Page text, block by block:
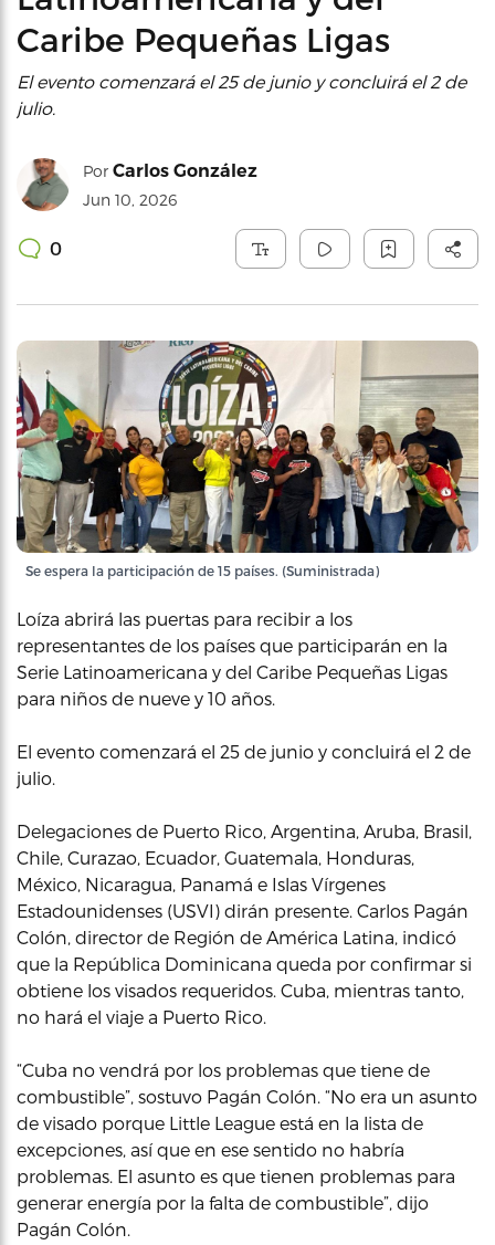
Caribe Pequeñas Ligas
El evento comenzará el 25 de junio y concluirá el 2 de
julio.
Por Carlos González
Jun 10, 2026
0
Se espera la participación de 15 países. (Suministrada)
Loíza abrirá las puertas para recibir a los
representantes de los países que participarán en la
Serie Latinoamericana y del Caribe Pequeñas Ligas
para niños de nueve y 10 años.
El evento comenzará el 25 de junio y concluirá el 2 de
julio.
Delegaciones de Puerto Rico, Argentina, Aruba, Brasil,
Chile, Curazao, Ecuador, Guatemala, Honduras,
México, Nicaragua, Panamá e Islas Vírgenes
Estadounidenses (USVI) dirán presente. Carlos Pagán
Colón, director de Región de América Latina, indicó
que la República Dominicana queda por confirmar si
obtiene los visados requeridos. Cuba, mientras tanto,
no hará el viaje a Puerto Rico.
“Cuba no vendrá por los problemas que tiene de
combustible”, sostuvo Pagán Colón. “No era un asunto
de visado porque Little League está en la lista de
excepciones, así que en ese sentido no habría
problemas. El asunto es que tienen problemas para
generar energía por la falta de combustible”, dijo
Pagán Colón.